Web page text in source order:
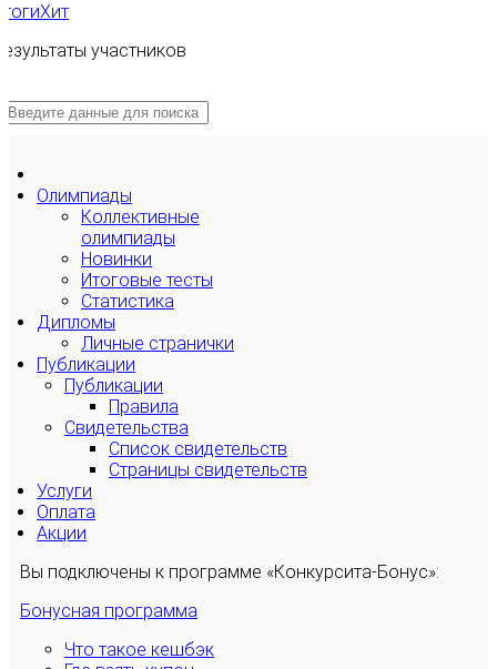
Хит
участников
Олимпиады
Коллективные
олимпиады
Новинки
Итоговые тесты
Статистика
Дипломы
Личные странички
Публикации
Публикации
Правила
Свидетельства
Список свидетельств
Страницы свидетельств
Услуги
Оплата
Акции
Вы подключены к программе «Конкурсита-Бонус»:
Бонусная программа
Что такое кешбэк